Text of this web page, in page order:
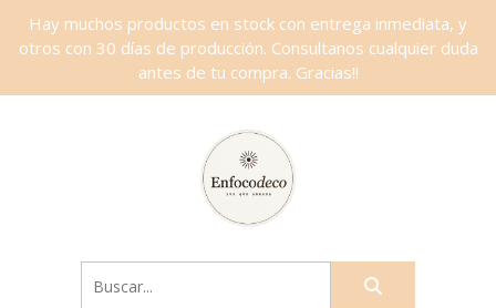
Hay muchos productos en stock con entrega inmediata, y
otros con 30 días de producción. Consultanos cualquier duda
antes de tu compra. Gracias!!